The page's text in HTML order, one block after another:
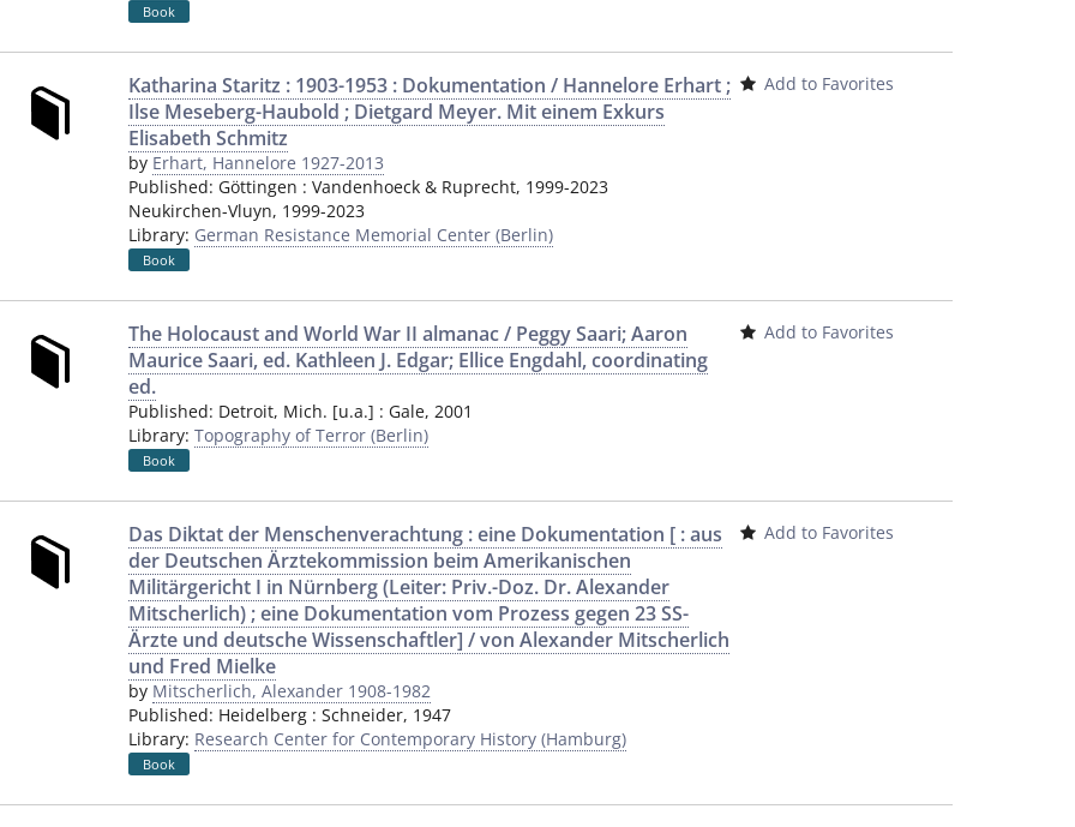
Book
Katharina Staritz : 1903-1953 : Dokumentation / Hannelore Erhart ;
Ilse Meseberg-Haubold ; Dietgard Meyer. Mit einem Exkurs
Elisabeth Schmitz
by Erhart, Hannelore 1927-2013
Published: Göttingen : Vandenhoeck & Ruprecht, 1999-2023
Neukirchen-Vluyn, 1999-2023
Library: German Resistance Memorial Center (Berlin)
Book
Add to Favorites
The Holocaust and World War II almanac / Peggy Saari; Aaron
Maurice Saari, ed. Kathleen J. Edgar; Ellice Engdahl, coordinating
ed.
Published: Detroit, Mich. [u.a.] : Gale, 2001
Library: Topography of Terror (Berlin)
Book
Add to Favorites
Das Diktat der Menschenverachtung : eine Dokumentation [ : aus
der Deutschen Ärztekommission beim Amerikanischen
Militärgericht I in Nürnberg (Leiter: Priv.-Doz. Dr. Alexander
Mitscherlich) ; eine Dokumentation vom Prozess gegen 23 SS-
Ärzte und deutsche Wissenschaftler] / von Alexander Mitscherlich
und Fred Mielke
by Mitscherlich, Alexander 1908-1982
Published: Heidelberg : Schneider, 1947
Library: Research Center for Contemporary History (Hamburg)
Book
Add to Favorites